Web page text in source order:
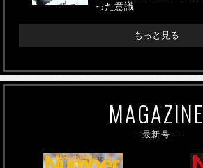
った意識
もっと見る
MAGAZINE
最新号